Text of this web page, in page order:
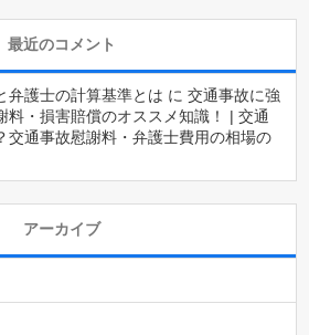
最近のコメント
弁護士の計算基準とは に交通事故に強
料・損害賠償のオススメ知識！ | 交通
交通事故慰謝料・弁護士費用の相場の
アーカイブ